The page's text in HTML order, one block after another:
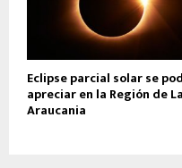
Eclipse parcial solar se
apreciar en la Región de La
Araucania